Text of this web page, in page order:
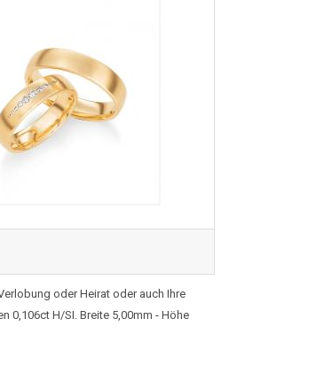
oder Heirat oder auch Ihre
0,106ct H/SI. Breite 5,00mm - Höhe